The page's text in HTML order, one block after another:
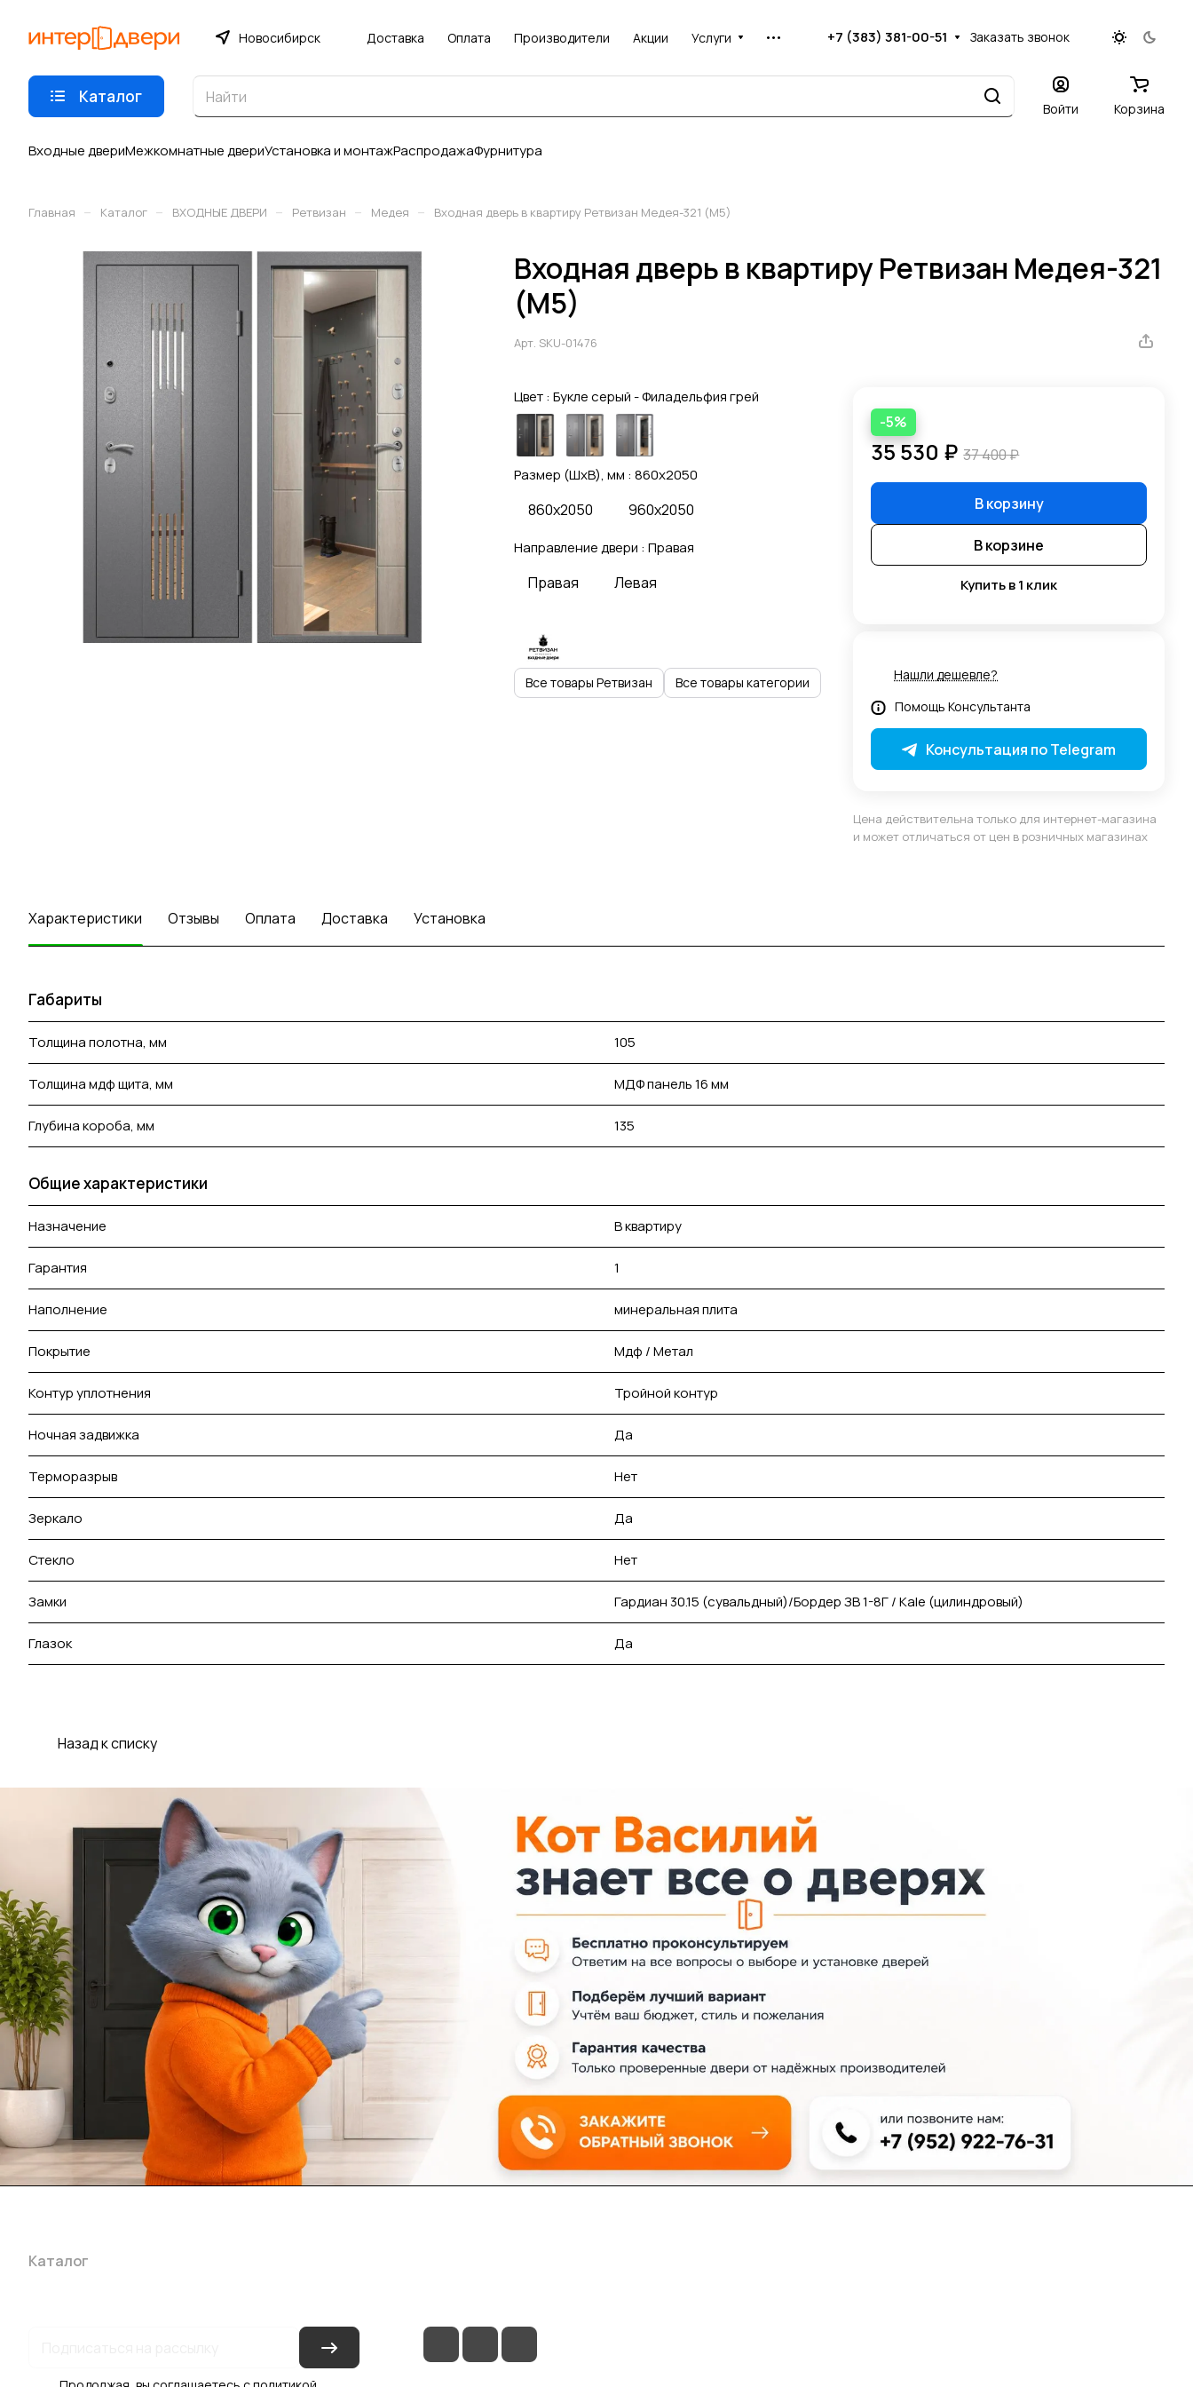
Новосибирск Доставка Оплата Производители Акции Услуги +7 (383) 381-00-51 Заказать звонок
Каталог
Войти Корзина
Входные двериМежкомнатные двериУстановка и монтажРаспродажаФурнитура
Главная – Каталог – ВХОДНЫЕ ДВЕРИ – Ретвизан – Медея – Входная дверь в квартиру Ретвизан Медея-321 (М5)
Входная дверь в квартиру Ретвизан Медея-321
(М5)
Арт. SKU-01476
Цвет : Букле серый - Филадельфия грей
Размер (ШхВ), мм : 860x2050
860x2050 960x2050
Направление двери : Правая
Правая Левая
Все товары Ретвизан Все товары категории
-5%
35 530 ₽ 37 400 ₽
В корзину
В корзине
Купить в 1 клик
Нашли дешевле?
Помощь Консультанта
Консультация по Telegram
Цена действительна только для интернет-магазина
и может отличаться от цен в розничных магазинах
Характеристики Отзывы Оплата Доставка Установка
Габариты
Толщина полотна, мм 105
Толщина мдф щита, мм МДФ панель 16 мм
Глубина короба, мм 135
Общие характеристики
Назначение В квартиру
Гарантия 1
Наполнение минеральная плита
Покрытие Мдф / Метал
Контур уплотнения Тройной контур
Ночная задвижка Да
Терморазрыв Нет
Зеркало Да
Стекло Нет
Замки Гардиан 30.15 (сувальдный)/Бордер ЗВ 1-8Г / Kale (цилиндровый)
Глазок Да
Назад к списку
Каталог